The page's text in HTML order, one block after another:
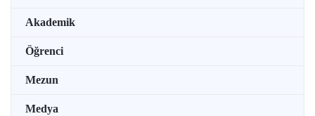
Akademik
Öğrenci
Mezun
Medya